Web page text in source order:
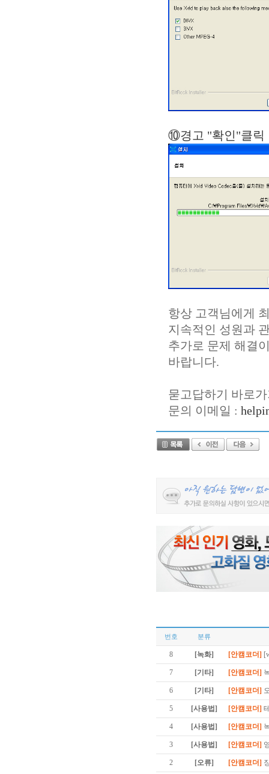
⑩경고 "
항상 고객님에게
지속적인 성원과
추가로 문제 해결
바랍니다.
묻고답하기 바로
문의 이메일 :
번호 분류
8 [녹화] [안캠코더]
7 [기타] [안캠코더]
6 [기타] [안캠코더]
5 [사용법] [안캠코더]
4 [사용법] [안캠코더]
3 [사용법] [안캠코더]
2 [오류] [안캠코더]